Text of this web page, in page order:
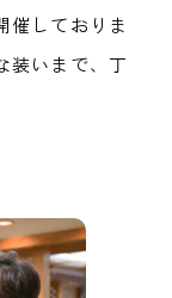
催しておりま
装いまで、丁